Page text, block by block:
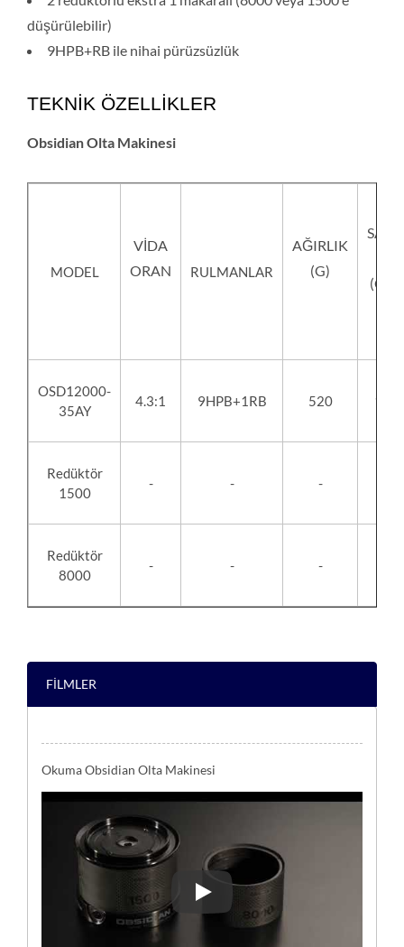
düşürülebilir)
9HPB+RB ile nihai pürüzsüzlük
TEKNİK ÖZELLİKLER
Obsidian Olta Makinesi
MODEL
VİDA
ORAN
RULMANLAR
AĞIRLIK
(G)
SATIR
(CM)
OSD12000-
35AY
4.3:1 9HPB+1RB 520 103
Redüktör
1500
- - -
Redüktör
8000
- - -
FİLMLER
Okuma Obsidian Olta Makinesi
Okuma Obsidian Olta Makinesi